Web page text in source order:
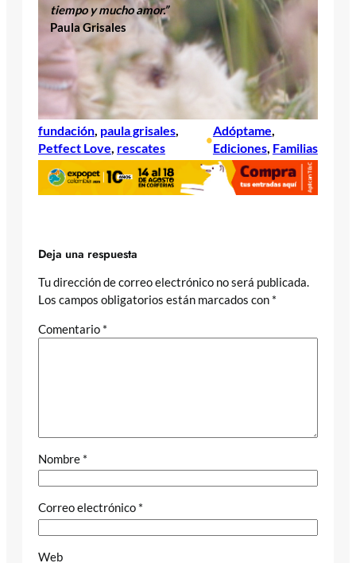
tiempo y mucho amor.”
Paula Grisales
fundación, paula grisales
Petfect Love, rescates
•
Adóptame
Ediciones, Familias
Deja una respuesta
Tu dirección de correo electrónico no será publicada.
Los campos obligatorios están marcados con *
Comentario *
Nombre *
Correo electrónico *
Web